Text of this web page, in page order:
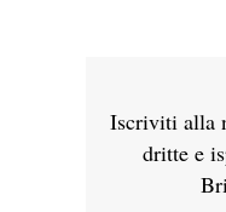
Iscriviti alla
dritte e